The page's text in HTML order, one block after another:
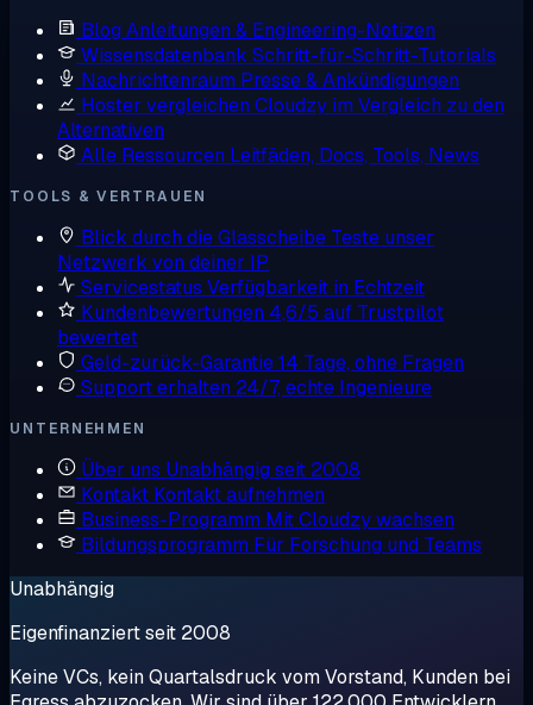
Blog Anleitungen & Engineering-Notizen
Wissensdatenbank Schritt-für-Schritt-Tutorials
Nachrichtenraum Presse & Ankündigungen
Hoster vergleichen Cloudzy im Vergleich zu den
Alternativen
Alle Ressourcen Leitfäden, Docs, Tools, News
TOOLS & VERTRAUEN
Blick durch die Glasscheibe Teste unser
Netzwerk von deiner IP
Servicestatus Verfügbarkeit in Echtzeit
Kundenbewertungen 4,6/5 auf Trustpilot
bewertet
Geld-zurück-Garantie14 Tage, ohne Fragen
Support erhalten 24/7, echte Ingenieure
UNTERNEHMEN
Über uns Unabhängig seit 2008
Kontakt Kontakt aufnehmen
Business-Programm Mit Cloudzy wachsen
Bildungsprogramm Für Forschung und Teams
Unabhängig
Eigenfinanziert seit 2008
Keine VCs, kein Quartalsdruck vom Vorstand, Kunden bei